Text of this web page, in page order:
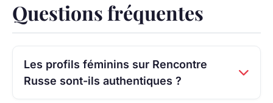
Questions fréquentes
Les profils féminins sur Rencontre
Russe sont-ils authentiques ?